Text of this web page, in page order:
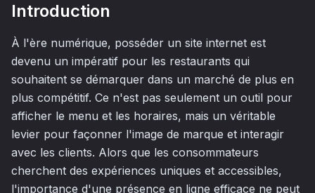
Introduction
À l'ère numérique, posséder un site internet est
devenu un impératif pour les restaurants qui
souhaitent se démarquer dans un marché de plus en
plus compétitif. Ce n'est pas seulement un outil pour
afficher le menu et les horaires, mais un véritable
levier pour façonner l'image de marque et interagir
avec les clients. Alors que les consommateurs
cherchent des expériences uniques et accessibles,
l'importance d'une présence en ligne efficace ne peut